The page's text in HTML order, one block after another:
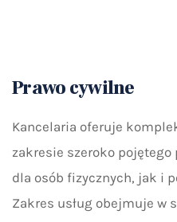
Prawo cywilne
Kancelaria oferuje
zakresie szeroko pojętego
dla osób fizycznych, jak i
Zakres usług obejmuje w